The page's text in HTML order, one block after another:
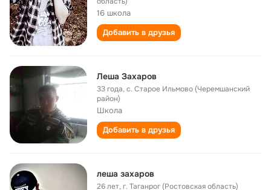
16 школа
Добавить в друзья
Леша Захаров
33 года,с. Старое Ильмово (Черемшанский
район)
Школа
Добавить в друзья
леша захаров
26 лет,г. Таганрог (Ростовская область)